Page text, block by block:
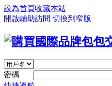
設為首頁收藏本站
開啟輔助訪問 切換到窄版
密碼